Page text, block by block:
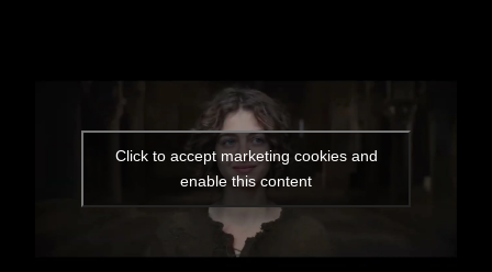
Click to accept marketing cookies and
enable this content